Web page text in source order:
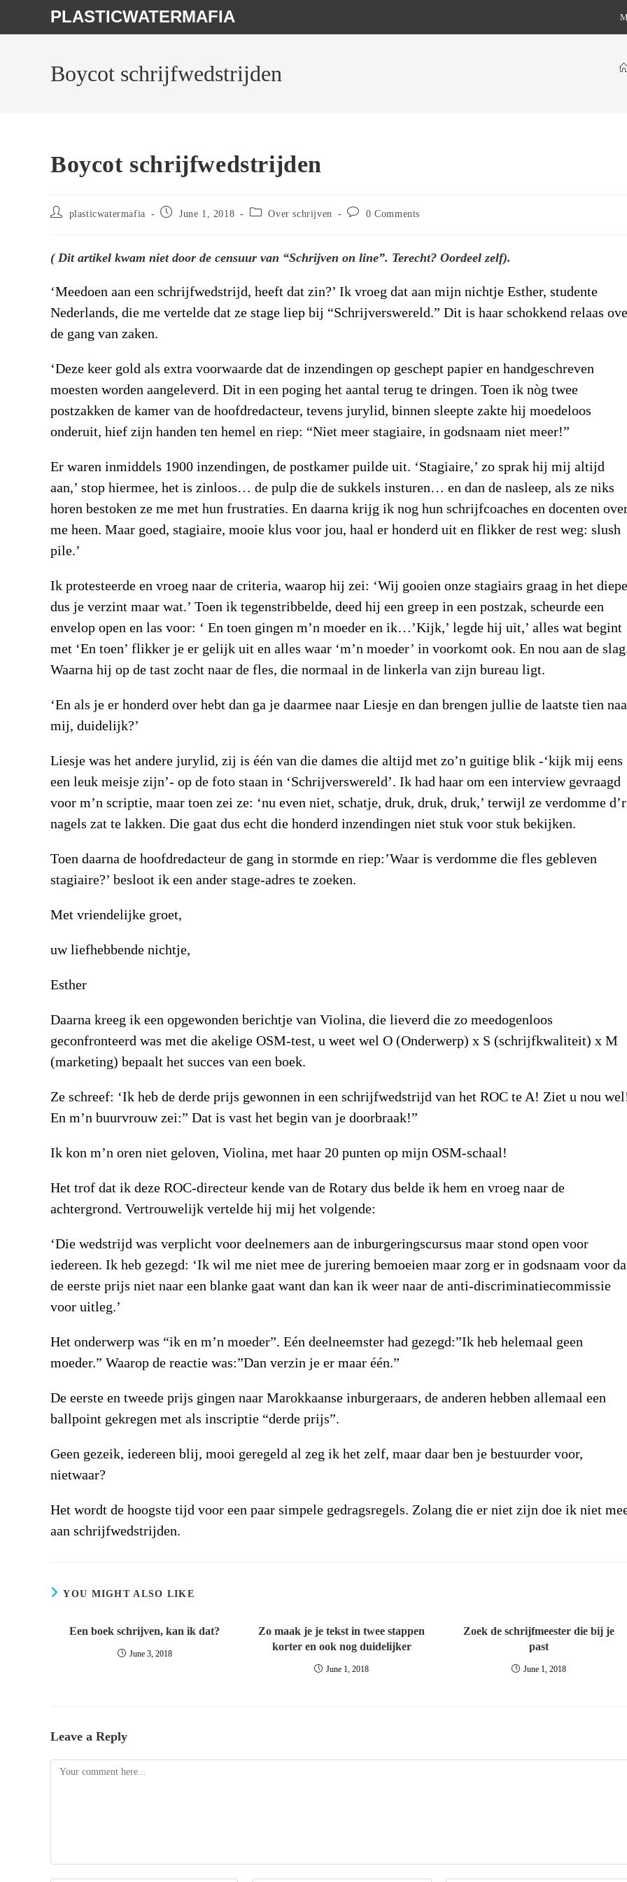
content
PLASTICWATERMAFIA
Boycot schrijfwedstrijden
Boycot schrijfwedstrijden
Post
plasticwatermafia
Post June 1, 2018
Post Over schrijven
Post 0 Comments
( Dit artikel kwam niet door de censuur van “Schrijven on line”. Terecht? Oordeel zelf).
‘Meedoen aan een schrijfwedstrijd, heeft dat zin?’ Ik vroeg dat aan mijn nichtje Esther, studente
Nederlands, die me vertelde dat ze stage liep bij “Schrijverswereld.” Dit is haar schokkend relaas
de gang van zaken.
‘Deze keer gold als extra voorwaarde dat de inzendingen op geschept papier en handgeschreven
moesten worden aangeleverd. Dit in een poging het aantal terug te dringen. Toen ik nòg twee
postzakken de kamer van de hoofdredacteur, tevens jurylid, binnen sleepte zakte hij moedeloos
onderuit, hief zijn handen ten hemel en riep: “Niet meer stagiaire, in godsnaam niet meer!”
Er waren inmiddels 1900 inzendingen, de postkamer puilde uit. ‘Stagiaire,’ zo sprak hij mij altijd
aan,’ stop hiermee, het is zinloos… de pulp die de sukkels insturen… en dan de nasleep, als ze niks
horen bestoken ze me met hun frustraties. En daarna krijg ik nog hun schrijfcoaches en docenten
me heen. Maar goed, stagiaire, mooie klus voor jou, haal er honderd uit en flikker de rest weg: slush
pile.’
Ik protesteerde en vroeg naar de criteria, waarop hij zei: ‘Wij gooien onze stagiairs graag in het diepe
dus je verzint maar wat.’ Toen ik tegenstribbelde, deed hij een greep in een postzak, scheurde een
envelop open en las voor: ‘ En toen gingen m’n moeder en ik…’Kijk,’ legde hij uit,’ alles wat begint
met ‘En toen’ flikker je er gelijk uit en alles waar ‘m’n moeder’ in voorkomt ook. En nou aan de
Waarna hij op de tast zocht naar de fles, die normaal in de linkerla van zijn bureau ligt.
‘En als je er honderd over hebt dan ga je daarmee naar Liesje en dan brengen jullie de laatste tien
mij, duidelijk?’
Liesje was het andere jurylid, zij is één van die dames die altijd met zo’n guitige blik -‘kijk mij eens
een leuk meisje zijn’- op de foto staan in ‘Schrijverswereld’. Ik had haar om een interview gevraagd
voor m’n scriptie, maar toen zei ze: ‘nu even niet, schatje, druk, druk, druk,’ terwijl ze verdomme d’r
nagels zat te lakken. Die gaat dus echt die honderd inzendingen niet stuk voor stuk bekijken.
Toen daarna de hoofdredacteur de gang in stormde en riep:’Waar is verdomme die fles gebleven
stagiaire?’ besloot ik een ander stage-adres te zoeken.
Met vriendelijke groet,
uw liefhebbende nichtje,
Esther
Daarna kreeg ik een opgewonden berichtje van Violina, die lieverd die zo meedogenloos
geconfronteerd was met die akelige OSM-test, u weet wel O (Onderwerp) x S (schrijfkwaliteit) x M
(marketing) bepaalt het succes van een boek.
Ze schreef: ‘Ik heb de derde prijs gewonnen in een schrijfwedstrijd van het ROC te A! Ziet u nou
En m’n buurvrouw zei:” Dat is vast het begin van je doorbraak!”
Ik kon m’n oren niet geloven, Violina, met haar 20 punten op mijn OSM-schaal!
Het trof dat ik deze ROC-directeur kende van de Rotary dus belde ik hem en vroeg naar de
achtergrond. Vertrouwelijk vertelde hij mij het volgende:
‘Die wedstrijd was verplicht voor deelnemers aan de inburgeringscursus maar stond open voor
iedereen. Ik heb gezegd: ‘Ik wil me niet mee de jurering bemoeien maar zorg er in godsnaam voor
de eerste prijs niet naar een blanke gaat want dan kan ik weer naar de anti-discriminatiecommissie
voor uitleg.’
Het onderwerp was “ik en m’n moeder”. Eén deelneemster had gezegd:”Ik heb helemaal geen
moeder.” Waarop de reactie was:”Dan verzin je er maar één.”
De eerste en tweede prijs gingen naar Marokkaanse inburgeraars, de anderen hebben allemaal een
ballpoint gekregen met als inscriptie “derde prijs”.
Geen gezeik, iedereen blij, mooi geregeld al zeg ik het zelf, maar daar ben je bestuurder voor,
nietwaar?
Het wordt de hoogste tijd voor een paar simpele gedragsregels. Zolang die er niet zijn doe ik niet
aan schrijfwedstrijden.
YOU MIGHT ALSO LIKE
Een boek schrijven, kan ik dat?
June 3, 2018
Zo maak je je tekst in twee stappen
korter en ook nog duidelijker
June 1, 2018
Zoek de schrijfmeester die bij je
past
June 1, 2018
Leave a Reply
Comment